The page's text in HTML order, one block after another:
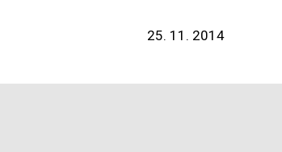
25. 11. 2014